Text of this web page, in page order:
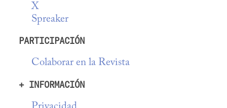
X
Spreaker
PARTICIPACIÓN
Colaborar en la Revista
+ INFORMACIÓN